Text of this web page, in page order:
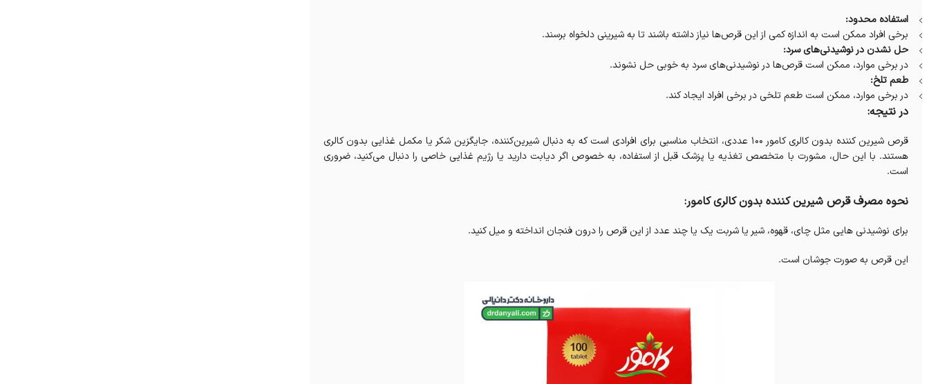
استفاده محدود:
برخی افراد ممکن است به اندازه کمی از این قرص‌ها نیاز داشته باشند تا به شیرینی دلخواه برسند.
حل نشدن در نوشیدنی‌های سرد:
در برخی موارد، ممکن است قرص‌ها در نوشیدنی‌های سرد به خوبی حل نشوند.
طعم تلخ:
در برخی موارد، ممکن است طعم تلخی در برخی افراد ایجاد کند.
در نتیجه:
قرص شیرین کننده بدون کالری کامور 100 عددی
، انتخاب مناسبی برای افرادی است که به دنبال شیرین‌کننده، جایگزین شکر یا مکمل غذایی بدون کالری
هستند. با این حال، مشورت با متخصص تغذیه یا پزشک قبل از استفاده، به خصوص اگر دیابت دارید یا رژیم غذایی خاصی را دنبال می‌کنید، ضروری
است.
نحوه مصرف قرص شیرین کننده بدون کالری کامور:
برای نوشیدنی هایی مثل چای، قهوه، شیر یا شربت یک یا چند عدد از این قرص را درون فنجان انداخته و میل کنید.
این قرص به صورت جوشان است.